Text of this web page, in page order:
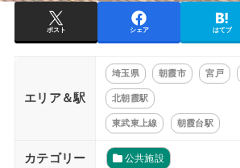
ポスト シェア はてブ
エリア＆駅
埼玉県 朝霞市 宮戸
北朝霞駅
東武東上線 朝霞台駅
カテゴリー 公共施設